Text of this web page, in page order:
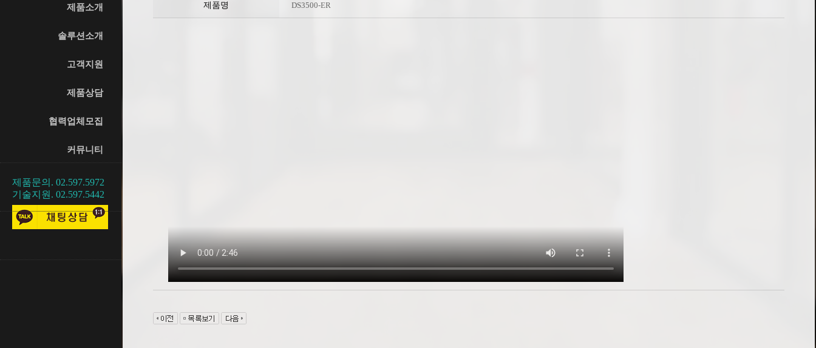
제품소개
솔루션소개
고객지원
제품상담
협력업체모집
커뮤니티
제품문의. 02.597.5972
기술지원. 02.597.5442
제품명 DS3500-ER